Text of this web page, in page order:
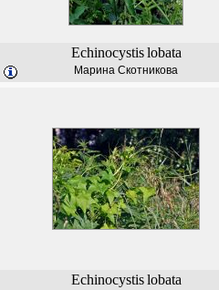
Echinocystis lobata
Марина Скотникова
Echinocystis lobata